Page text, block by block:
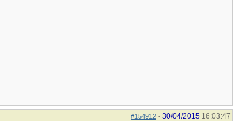
#154912 - 30/04/2015 16:03:47